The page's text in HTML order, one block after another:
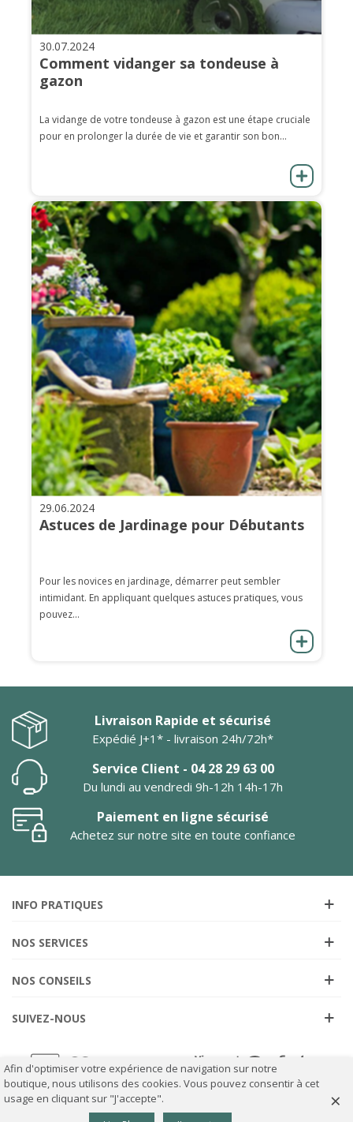
30.07.2024
Comment vidanger sa tondeuse à
gazon
La vidange de votre tondeuse à gazon est une étape cruciale
pour en prolonger la durée de vie et garantir son bon...
29.06.2024
Astuces de Jardinage pour Débutants
Pour les novices en jardinage, démarrer peut sembler
intimidant. En appliquant quelques astuces pratiques, vous
pouvez...
Livraison Rapide et sécurisé
Expédié J+1* - livraison 24h/72h*
Service Client - 04 28 29 63 00
Du lundi au vendredi 9h-12h 14h-17h
Paiement en ligne sécurisé
Achetez sur notre site en toute confiance
INFO PRATIQUES
NOS SERVICES
NOS CONSEILS
SUIVEZ-NOUS
0
Afin d'optimiser votre expérience de navigation sur notre
boutique, nous utilisons des cookies. Vous pouvez consentir à cet
usage en cliquant sur "J'accepte".
×